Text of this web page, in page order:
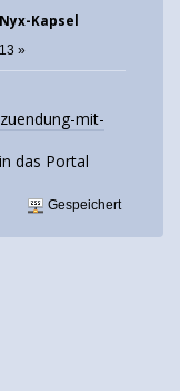
Kapsel
»
mit-
das Portal
Gespeichert